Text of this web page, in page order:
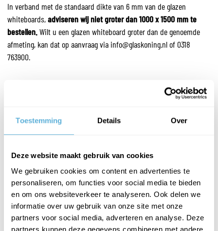
Toestemming Details Over
Deze website maakt gebruik van cookies
We gebruiken cookies om content en advertenties te
personaliseren, om functies voor social media te bieden
en om ons websiteverkeer te analyseren. Ook delen we
informatie over uw gebruik van onze site met onze
partners voor social media, adverteren en analyse. Deze
partners kunnen deze gegevens combineren met andere
In verband met de standaard dikte van 6 mm van de glazen
whiteboards,adviseren wij niet groter dan 1000 x 1500 mm te
bestellen.Wilt u een glazen whiteboard groter dan de genoemde
afmeting, kan dat op aanvraag via info@glaskoning.nl of 0318
763900.
RAL KLEUR GLAZEN WHITEBOARDS
U kunt naast een transparant glazen whiteboard ook kiezen voor
een gekleurde variant. Zo kunt u uw glazen whiteboard aanpassen
aan de ruimte. Zo is het glazen whiteboard passend bij elk
· Wit (RAL 9010)
· Crème (RAL 9001)
· Geel (RAL 1016)